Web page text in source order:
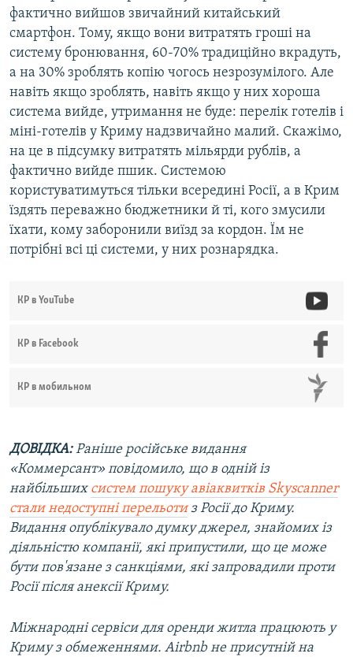
фактично вийшов звичайний китайський
смартфон. Тому, якщо вони витратять гроші на
систему бронювання, 60-70% традиційно вкрадуть,
а на 30% зроблять копію чогось незрозумілого. Але
навіть якщо зроблять, навіть якщо у них хороша
система вийде, утримання не буде: перелік готелів і
міні-готелів у Криму надзвичайно малий. Скажімо,
на це в підсумку витратять мільярди рублів, а
фактично вийде пшик. Системою
користуватимуться тільки всередині Росії, а в Крим
їздять переважно бюджетники й ті, кого змусили
їхати, кому заборонили виїзд за кордон. Їм не
потрібні всі ці системи, у них рознарядка.
КР в YouTube
КР в Facebook
КР в мобильном
ДОВІДКА:Раніше російське видання
«Коммерсант» повідомило, що в одній із
найбільших систем пошуку авіаквитків Skyscanner
стали недоступні перельотиз Росії до Криму.
Видання опублікувало думку джерел, знайомих із
діяльністю компанії, які припустили, що це може
бути пов'язане з санкціями, які запровадили проти
Росії після анексії Криму.
Міжнародні сервіси для оренди житла працюють у
Криму з обмеженнями. Airbnb не присутній на